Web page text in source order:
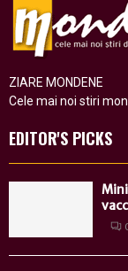
ZIARE MONDENE
Cele mai noi stiri
EDITOR'S PICKS